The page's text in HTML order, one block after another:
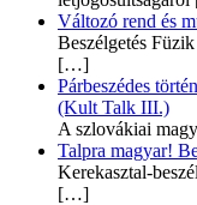
Változó rend és
Beszélgetés
[…]
Párbeszédes
(Kult Talk III.)
A szlovákiai
Talpra magyar!
Kerekasztal-
[…]